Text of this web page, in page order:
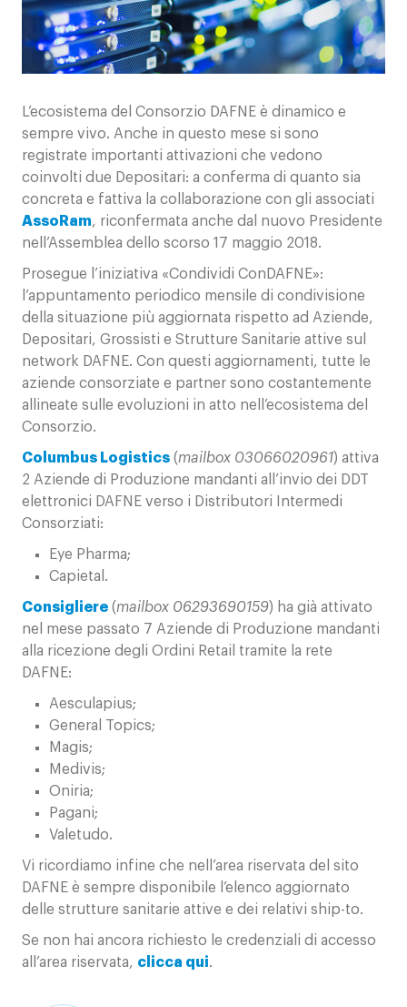
Contatti
L’ecosistema del Consorzio DAFNE è dinamico e
sempre vivo. Anche in questo mese si sono
registrate importanti attivazioni che vedono
coinvolti due Depositari: a conferma di quanto sia
concreta e fattiva la collaborazione con gli associati
AssoRam, riconfermata anche dal nuovo Presidente
nell’Assemblea dello scorso 17 maggio 2018.
Prosegue l’iniziativa «Condividi ConDAFNE»:
l’appuntamento periodico mensile di condivisione
della situazione più aggiornata rispetto ad Aziende,
Depositari, Grossisti e Strutture Sanitarie attive sul
network DAFNE. Con questi aggiornamenti, tutte le
aziende consorziate e partner sono costantemente
allineate sulle evoluzioni in atto nell’ecosistema del
Consorzio.
Columbus Logistics (mailbox 03066020961) attiva
2 Aziende di Produzione mandanti all’invio dei DDT
elettronici DAFNE verso i Distributori Intermedi
Consorziati:
Eye Pharma;
Capietal.
Consigliere (mailbox 06293690159) ha già attivato
nel mese passato 7 Aziende di Produzione mandanti
alla ricezione degli Ordini Retail tramite la rete
DAFNE:
Aesculapius;
General Topics;
Magis;
Medivis;
Oniria;
Pagani;
Valetudo.
Vi ricordiamo infine che nell’area riservata del sito
DAFNE è sempre disponibile l’elenco aggiornato
delle strutture sanitarie attive e dei relativi ship-to.
Se non hai ancora richiesto le credenziali di accesso
all’area riservata, clicca qui.